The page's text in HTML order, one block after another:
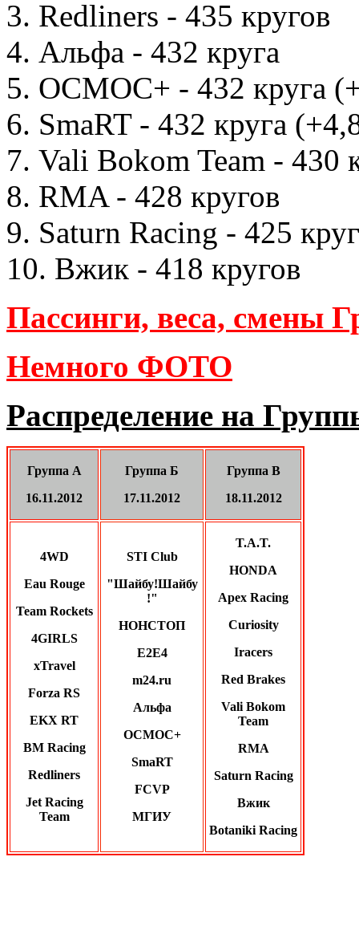
3. Redliners - 435 кругов
4. Альфа - 432 круга
5. ОСМОС+ - 432 круга
6. SmaRT - 432 круга
7. Vali Bokom Team - 430
8. RMA - 428 кругов
9. Saturn Racing - 425
10. Вжик - 418 кругов
Пассинги, веса, смены
Немного ФОТО
Распределение на
Группа А
16.11.2012
Группа Б
17.11.2012
Группа В
18.11.2012
4WD
Eau Rouge
Team Rockets
4GIRLS
xTravel
Forza RS
EKX RT
BM Racing
Redliners
Jet Racing
Team
STI Club
"Шайбу!Шайбу
!"
НОНСТОП
Е2Е4
m24.ru
Альфа
ОСМОС+
SmaRT
FCVP
МГИУ
T.A.T.
HONDA
Apex Racing
Curiosity
Iracers
Red Brakes
Vali Bokom
Team
RMA
Saturn Racing
Вжик
Botaniki Racing